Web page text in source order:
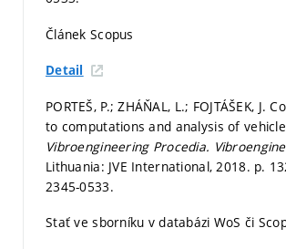
Článek Scopus
Detail
PORTEŠ, P.; ZHÁŇAL, L.; FOJTÁŠEK, J.
to computations and analysis of
Vibroengineering Procedia.
Lithuania: JVE International, 2018. p.
2345-0533.
Stať ve sborníku v databázi WoS či